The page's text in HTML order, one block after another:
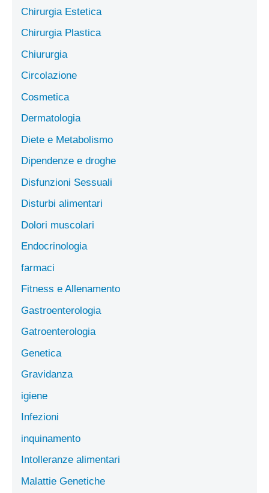
Chirurgia Estetica
Chirurgia Plastica
Chiururgia
Circolazione
Cosmetica
Dermatologia
Diete e Metabolismo
Dipendenze e droghe
Disfunzioni Sessuali
Disturbi alimentari
Dolori muscolari
Endocrinologia
farmaci
Fitness e Allenamento
Gastroenterologia
Gatroenterologia
Genetica
Gravidanza
igiene
Infezioni
inquinamento
Intolleranze alimentari
Malattie Genetiche